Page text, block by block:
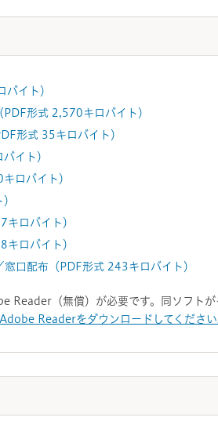
イト）
形式 2,570キロバイト）
形式 35キロバイト）
イト）
ロバイト）
ロバイト）
ロバイト）
口配布（PDF形式 243キロバイト）
Reader（無償）が必要です。同ソフト
Readerをダウンロードしてくださ